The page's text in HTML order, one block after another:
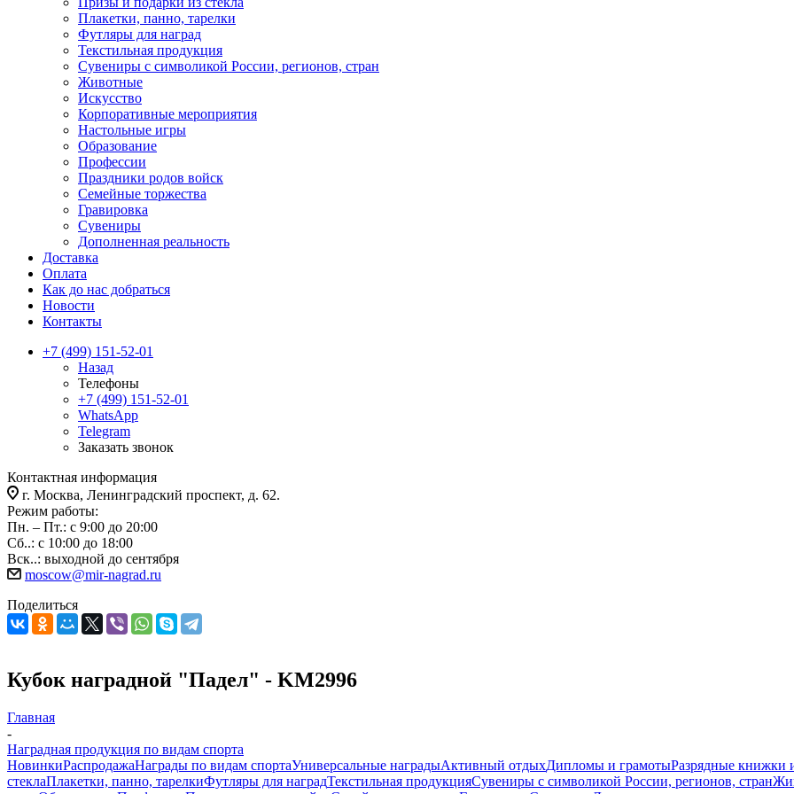
Плакетки, панно, тарелки
Футляры для наград
Текстильная продукция
Сувениры с символикой России, регионов, стран
Животные
Искусство
Корпоративные мероприятия
Настольные игры
Образование
Профессии
Праздники родов войск
Семейные торжества
Гравировка
Сувениры
Дополненная реальность
Доставка
Оплата
Как до нас добраться
Новости
Контакты
+7 (499) 151-52-01
Назад
Телефоны
+7 (499) 151-52-01
WhatsApp
Telegram
Заказать звонок
Контактная информация
г. Москва, Ленинградский проспект, д. 62.
Режим работы:
Пн. – Пт.: с 9:00 до 20:00
Сб..: с 10:00 до 18:00
Вск..: выходной до сентября
moscow@mir-nagrad.ru
Поделиться
Кубок наградной "Падел" - KM2996
Главная
-
Наградная продукция по видам спорта
НовинкиРаспродажаНаграды по видам спортаУниверсальные наградыАктивный отдыхДипломы и грамотыРазрядные книжки
стеклаПлакетки, панно, тарелкиФутляры для наградТекстильная продукцияСувениры с символикой России, регионов, стран